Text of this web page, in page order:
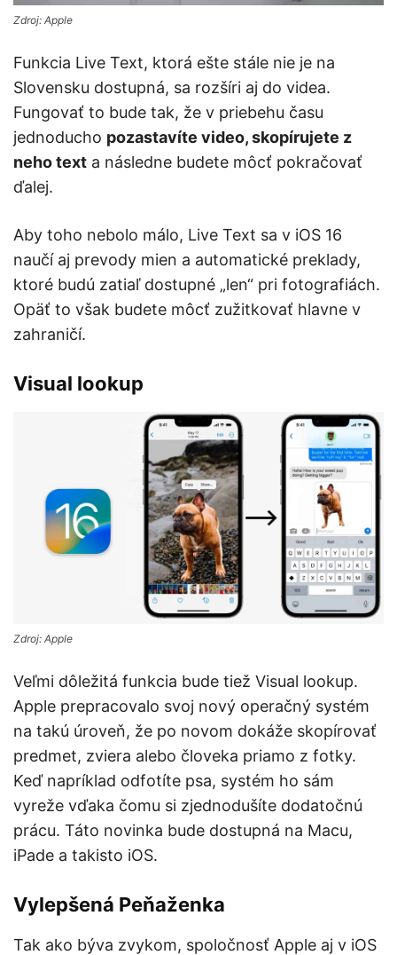
Zdroj: Apple
Funkcia Live Text, ktorá ešte stále nie je na
Slovensku dostupná, sa rozšíri aj do videa.
Fungovať to bude tak, že v priebehu času
jednoducho pozastavíte video, skopírujete z
neho text a následne budete môcť pokračovať
ďalej.
Aby toho nebolo málo, Live Text sa v iOS 16
naučí aj prevody mien a automatické preklady,
ktoré budú zatiaľ dostupné „len“ pri fotografiách.
Opäť to však budete môcť zužitkovať hlavne v
zahraničí.
Visual lookup
Zdroj: Apple
Veľmi dôležitá funkcia bude tiež Visual lookup.
Apple prepracovalo svoj nový operačný systém
na takú úroveň, že po novom dokáže skopírovať
predmet, zviera alebo človeka priamo z fotky.
Keď napríklad odfotíte psa, systém ho sám
vyreže vďaka čomu si zjednodušíte dodatočnú
prácu. Táto novinka bude dostupná na Macu,
iPade a takisto iOS.
Vylepšená Peňaženka
Tak ako býva zvykom, spoločnosť Apple aj v iOS